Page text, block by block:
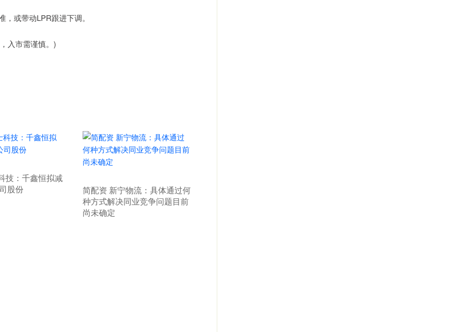
或带动LPR跟进下调。
入市需谨慎。)
技：千鑫恒拟减
股份
简配资 新宁物流：具体通过何
种方式解决同业竞争问题目前
尚未确定